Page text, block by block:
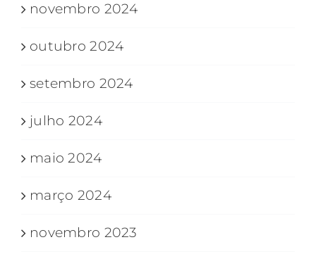
novembro 2024
outubro 2024
setembro 2024
julho 2024
maio 2024
março 2024
novembro 2023